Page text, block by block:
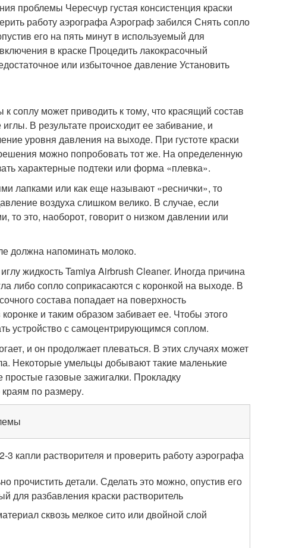
проблемы Чересчур густая консистенция краски
работу аэрографа Аэрограф забился Снять сопло
его на пять минут в используемый для
в краске Процедить лакокрасочный
или избыточное давление Установить
соплу может приводить к тому, что красящий состав
В результате происходит ее забивание, и
уровня давления на выходе. При густоте краски
можно попробовать тот же. На определенную
характерные подтеки или форма «плевка».
лапками или как еще называют «реснички», то
воздуха слишком велико. В случае, если
то это, наоборот, говорит о низком давлении или
должна напоминать молоко.
жидкость Tamiya Airbrush Cleaner. Иногда причина
либо сопло соприкасаются с коронкой на выходе. В
состава попадает на поверхность
и таким образом забивает ее. Чтобы этого
устройство с самоцентрирующимся соплом.
и он продолжает плеваться. В этих случаях может
Некоторые умельцы добывают такие маленькие
газовые зажигалки. Прокладку
по размеру.
3 капли растворителя и проверить работу аэрографа
прочистить детали. Сделать это можно, опустив его
для разбавления краски растворитель
сквозь мелкое сито или двойной слой